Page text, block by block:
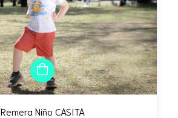
Remera Niño CASITA